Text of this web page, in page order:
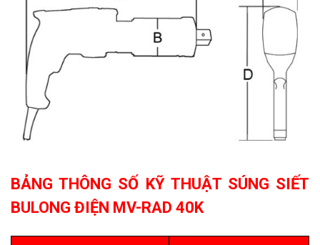
BẢNG THÔNG SỐ KỸ THUẬT SÚNG SIẾT
BULONG ĐIỆN MV-RAD 40K